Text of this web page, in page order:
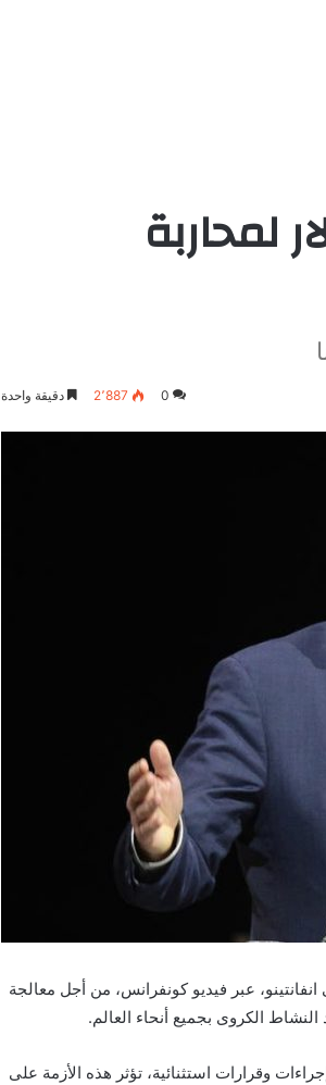
دولار لمحاربة
0 2٬887 دقيقة واحدة
عبر فيديو كونفرانس، من أجل معالجة
الكروى بجميع أنحاء العالم.
وقرارات استثنائية، تؤثر هذه الأزمة على